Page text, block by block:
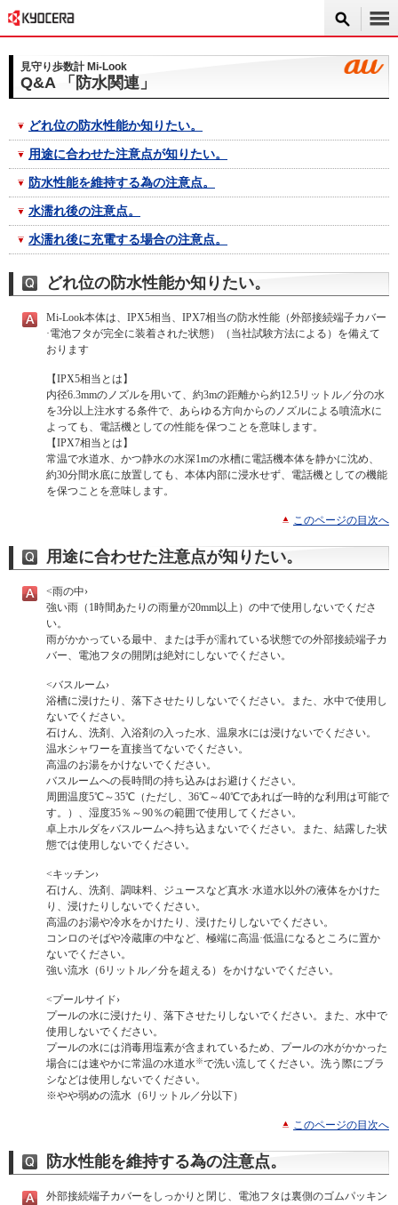
見守り歩数計 Mi-Look
Q&A 「防水関連」
どれ位の防水性能か知りたい。
用途に合わせた注意点が知りたい。
防水性能を維持する為の注意点。
水濡れ後の注意点。
水濡れ後に充電する場合の注意点。
どれ位の防水性能か知りたい。
Mi-Look本体は、IPX5相当、IPX7相当の防水性能（外部接続端子カバー
·電池フタが完全に装着された状態）（当社試験方法による）を備えて
おります
【IPX5相当とは】
内径6.3mmのノズルを用いて、約3mの距離から約12.5リットル／分の水
を3分以上注水する条件で、あらゆる方向からのノズルによる噴流水に
よっても、電話機としての性能を保つことを意味します。
【IPX7相当とは】
常温で水道水、かつ静水の水深1mの水槽に電話機本体を静かに沈め、
約30分間水底に放置しても、本体内部に浸水せず、電話機としての機能
を保つことを意味します。
このページの目次へ
用途に合わせた注意点が知りたい。
<雨の中›
強い雨（1時間あたりの雨量が20mm以上）の中で使用しないでくださ
い。
雨がかかっている最中、または手が濡れている状態での外部接続端子カ
バー、電池フタの開閉は絶対にしないでください。
<バスルーム›
浴槽に浸けたり、落下させたりしないでください。また、水中で使用し
ないでください。
石けん、洗剤、入浴剤の入った水、温泉水には浸けないでください。
温水シャワーを直接当てないでください。
高温のお湯をかけないでください。
バスルームへの長時間の持ち込みはお避けください。
周囲温度5℃～35℃（ただし、36℃～40℃であれば一時的な利用は可能で
す。）、湿度35％～90％の範囲で使用してください。
卓上ホルダをバスルームへ持ち込まないでください。また、結露した状
態では使用しないでください。
<キッチン›
石けん、洗剤、調味料、ジュースなど真水·水道水以外の液体をかけた
り、浸けたりしないでください。
高温のお湯や冷水をかけたり、浸けたりしないでください。
コンロのそばや冷蔵庫の中など、極端に高温·低温になるところに置か
ないでください。
強い流水（6リットル／分を超える）をかけないでください。
<プールサイド›
プールの水に浸けたり、落下させたりしないでください。また、水中で
使用しないでください。
プールの水には消毒用塩素が含まれているため、プールの水がかかった
場合には速やかに常温の水道水※で洗い流してください。洗う際にブラ
シなどは使用しないでください。
※やや弱めの流水（6リットル／分以下）
このページの目次へ
防水性能を維持する為の注意点。
外部接続端子カバーをしっかりと閉じ、電池フタは裏側のゴムパッキン